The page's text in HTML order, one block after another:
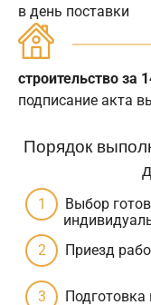
в день поставки
строительство за
подписание акта
Порядок
Выбор
Приезд
Подготовка